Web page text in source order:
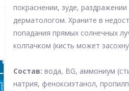
покраснении, зуде,
дерматологом. Храните в
попадания прямых солнечных
колпачком (кисть может
Состав: вода, BG, аммониум
натрия, феноксиэтанол,